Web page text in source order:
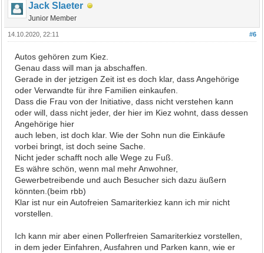
Jack Slaeter
Junior Member
#6
14.10.2020, 22:11
Autos gehören zum Kiez.
Genau dass will man ja abschaffen.
Gerade in der jetzigen Zeit ist es doch klar, dass Angehörige
oder Verwandte für ihre Familien einkaufen.
Dass die Frau von der Initiative, dass nicht verstehen kann
oder will, dass nicht jeder, der hier im Kiez wohnt, dass dessen
Angehörige hier
auch leben, ist doch klar. Wie der Sohn nun die Einkäufe
vorbei bringt, ist doch seine Sache.
Nicht jeder schafft noch alle Wege zu Fuß.
Es währe schön, wenn mal mehr Anwohner,
Gewerbetreibende und auch Besucher sich dazu äußern
könnten.(beim rbb)
Klar ist nur ein Autofreien Samariterkiez kann ich mir nicht
vorstellen.
Ich kann mir aber einen Pollerfreien Samariterkiez vorstellen,
in dem jeder Einfahren, Ausfahren und Parken kann, wie er